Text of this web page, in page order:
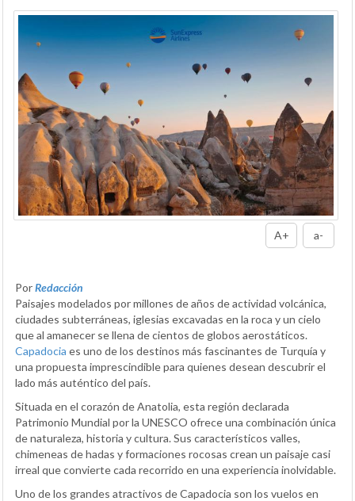
A+ a-
PorRedacción
Paisajes modelados por millones de años de actividad volcánica,
ciudades subterráneas, iglesias excavadas en la roca y un cielo
que al amanecer se llena de cientos de globos aerostáticos.
Capadocia es uno de los destinos más fascinantes de Turquía y
una propuesta imprescindible para quienes desean descubrir el
lado más auténtico del país.
Situada en el corazón de Anatolia, esta región declarada
Patrimonio Mundial por la UNESCO ofrece una combinación única
de naturaleza, historia y cultura. Sus característicos valles,
chimeneas de hadas y formaciones rocosas crean un paisaje casi
irreal que convierte cada recorrido en una experiencia inolvidable.
Uno de los grandes atractivos de Capadocia son los vuelos en